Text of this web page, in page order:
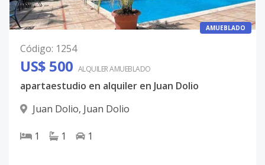
AMUEBLADO
Código: 1254
US$ 500 ALQUILERAMUEBLADO
apartaestudio en alquiler en Juan Dolio
Juan Dolio, Juan Dolio
1 1 1